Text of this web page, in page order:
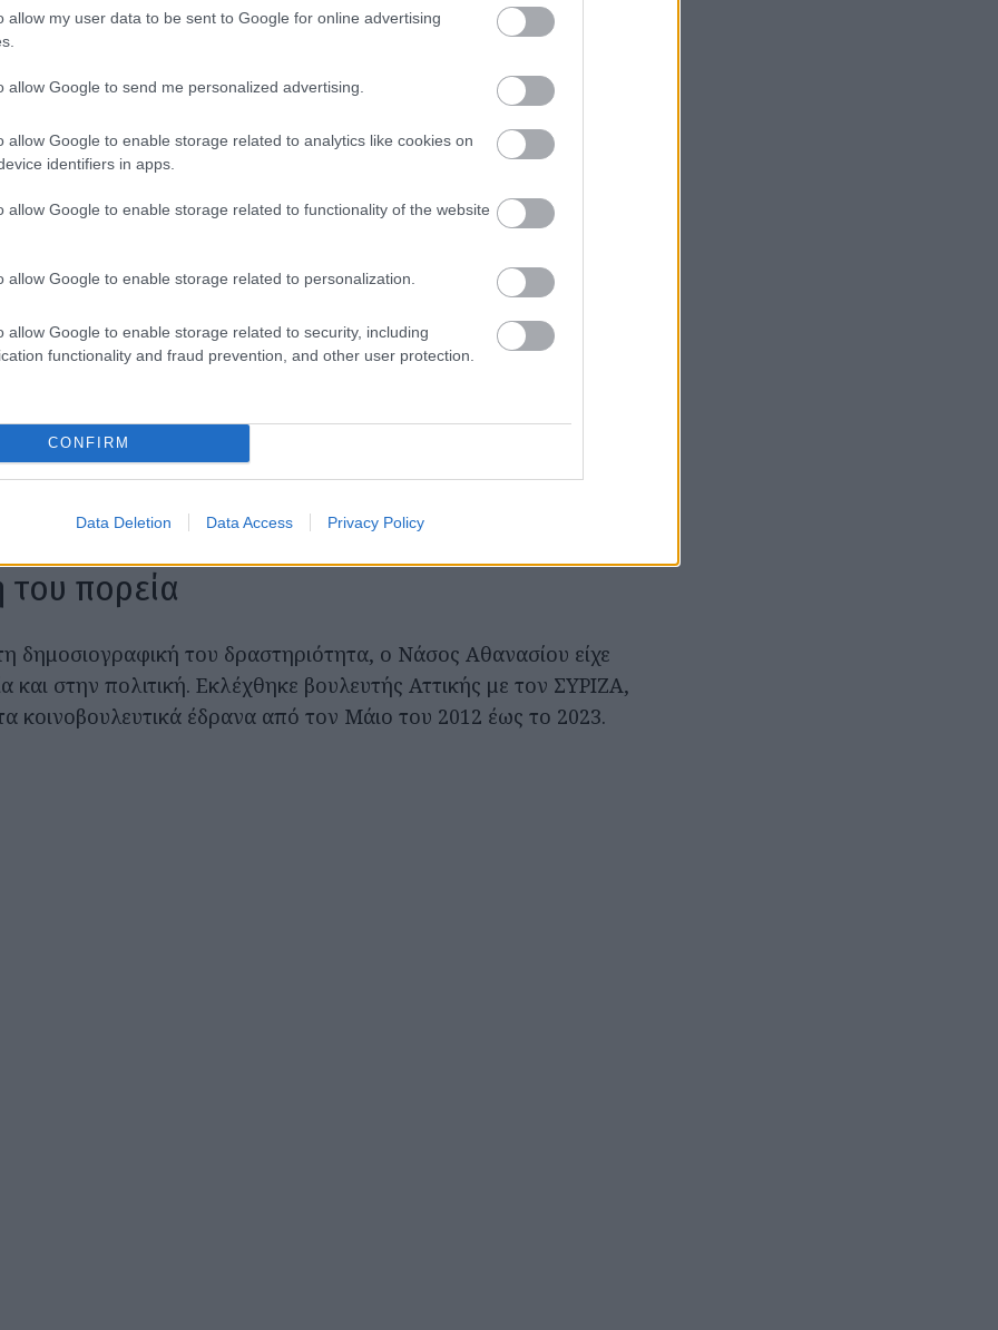
allow my user data to be sent to Google for online advertising
allow Google to send me personalized advertising.
allow Google to enable storage related to analytics like cookies on
identifiers in apps.
allow Google to enable storage related to functionality of the website
allow Google to enable storage related to personalization.
allow Google to enable storage related to security, including
functionality and fraud prevention, and other user protection.
CONFIRM
Data Deletion Data Access Privacy Policy
Σχολής του Πανεπιστημίου Αθηνών, ο Νάσος Αθανασίου
και σημαντική πορεία στον χώρο της δημοσιογραφίας.
έντυπα του ελληνικού Τύπου, μεταξύ των οποίων οι
«Καθημερινή» και «Ελεύθερος Τύπος», καθώς και στα
και «Εικόνες».
του διαδρομή
στην τηλεόραση ξεκίνησε στις 2 Φεβρουαρίου 1976, όταν ανέλαβε
της ενημερωτικής εκπομπής «Κάθε μεσημέρι» στην ΕΡΤ.
στην εκπομπή «Τρεις στον αέρα». Στη συνέχεια συνδέθηκε για
το Mega Channel, όπου παρουσίασε και επιμελήθηκε σειρά
του πορεία
δημοσιογραφική του δραστηριότητα, ο Νάσος Αθανασίου είχε
και στην πολιτική. Εκλέχθηκε βουλευτής Αττικής με τον ΣΥΡΙΖΑ,
κοινοβουλευτικά έδρανα από τον Μάιο του 2012 έως το 2023.